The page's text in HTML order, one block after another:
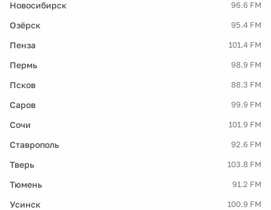
Новосибирск 96.6 FM
Озёрск 95.4 FM
Пенза 101.4 FM
Пермь 98.9 FM
Псков 88.3 FM
Саров 99.9 FM
Сочи 101.9 FM
Ставрополь 92.6 FM
Тверь 103.8 FM
Тюмень 91.2 FM
Усинск 100.9 FM